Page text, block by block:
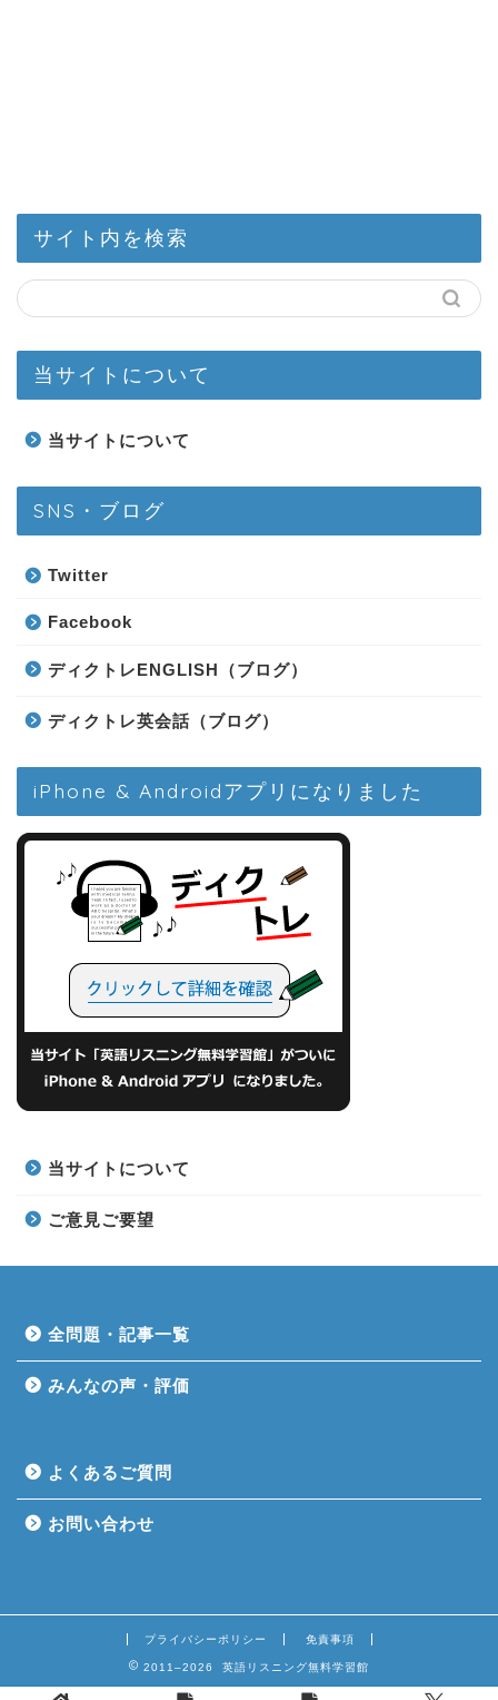
サイト内を検索
当サイトについて
当サイトについて
SNS・ブログ
Twitter
Facebook
ディクトレENGLISH（ブログ）
ディクトレ英会話（ブログ）
iPhone & Androidアプリになりました
当サイトについて
ご意見ご要望
全問題・記事一覧
みんなの声・評価
よくあるご質問
お問い合わせ
プライバシーポリシー 免責事項
2011–2026 英語リスニング無料学習館